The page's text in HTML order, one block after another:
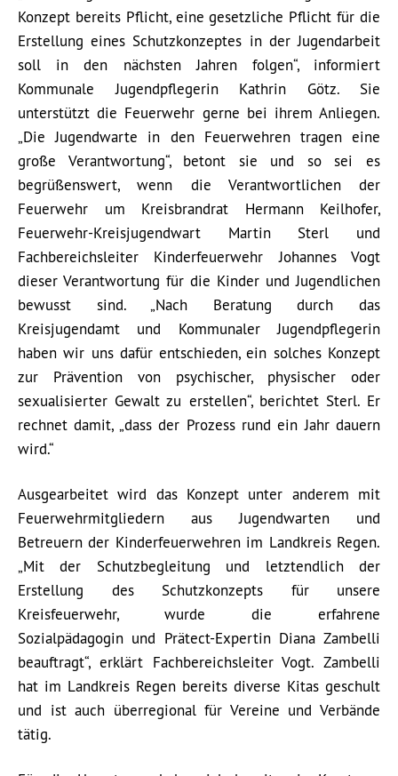
Konzept bereits Pflicht, eine gesetzliche Pflicht für die
Erstellung eines Schutzkonzeptes in der Jugendarbeit
soll in den nächsten Jahren folgen“, informiert
Kommunale Jugendpflegerin Kathrin Götz. Sie
unterstützt die Feuerwehr gerne bei ihrem Anliegen.
„Die Jugendwarte in den Feuerwehren tragen eine
große Verantwortung“, betont sie und so sei es
begrüßenswert, wenn die Verantwortlichen der
Feuerwehr um Kreisbrandrat Hermann Keilhofer,
Feuerwehr-Kreisjugendwart Martin Sterl und
Fachbereichsleiter Kinderfeuerwehr Johannes Vogt
dieser Verantwortung für die Kinder und Jugendlichen
bewusst sind. „Nach Beratung durch das
Kreisjugendamt und Kommunaler Jugendpflegerin
haben wir uns dafür entschieden, ein solches Konzept
zur Prävention von psychischer, physischer oder
sexualisierter Gewalt zu erstellen“, berichtet Sterl. Er
rechnet damit, „dass der Prozess rund ein Jahr dauern
wird.“
Ausgearbeitet wird das Konzept unter anderem mit
Feuerwehrmitgliedern aus Jugendwarten und
Betreuern der Kinderfeuerwehren im Landkreis Regen.
„Mit der Schutzbegleitung und letztendlich der
Erstellung des Schutzkonzepts für unsere
Kreisfeuerwehr, wurde die erfahrene
Sozialpädagogin und Prätect-Expertin Diana Zambelli
beauftragt“, erklärt Fachbereichsleiter Vogt. Zambelli
hat im Landkreis Regen bereits diverse Kitas geschult
und ist auch überregional für Vereine und Verbände
tätig.